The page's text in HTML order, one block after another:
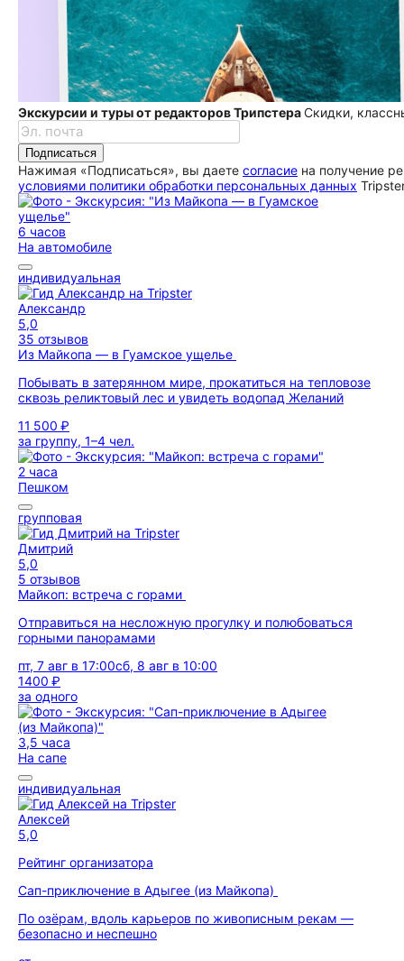
Экскурсии и туры от редакторов ТрипстераСкидки,
Подписаться
Нажимая «Подписаться», вы даете согласие на получение
условиями политики обработки персональных данных
6 часов
На автомобиле
индивидуальная
Александр
5,0
35 отзывов
Из Майкопа — в Гуамское ущелье
Побывать в затерянном мире, прокатиться на тепловозе
сквозь реликтовый лес и увидеть водопад Желаний
11 500 ₽
за группу, 1–4 чел.
2 часа
Пешком
групповая
Дмитрий
5,0
5 отзывов
Майкоп: встреча с горами
Отправиться на несложную прогулку и полюбоваться
горными панорамами
пт, 7 авг в 17:00сб, 8 авг в 10:00
1400 ₽
за одного
3,5 часа
На сапе
индивидуальная
Алексей
5,0
Рейтинг организатора
Сап-приключение в Адыгее (из Майкопа)
По озёрам, вдоль карьеров по живописным рекам —
безопасно и неспешно